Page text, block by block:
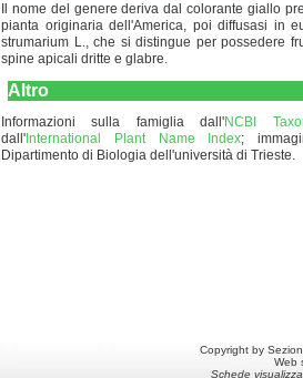
Il nome del genere deriva dal colorante giallo
pianta originaria dell'America, poi diffusasi in
strumarium L., che si distingue per possedere
spine apicali dritte e glabre.
Altro
Informazioni sulla famiglia dall'NCBI
dall' International Plant Name Index;
Dipartimento di Biologia dell'università di Trieste.
Copyright by
Web
Schede